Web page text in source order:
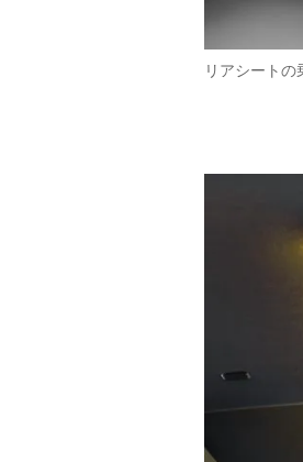
リアシート